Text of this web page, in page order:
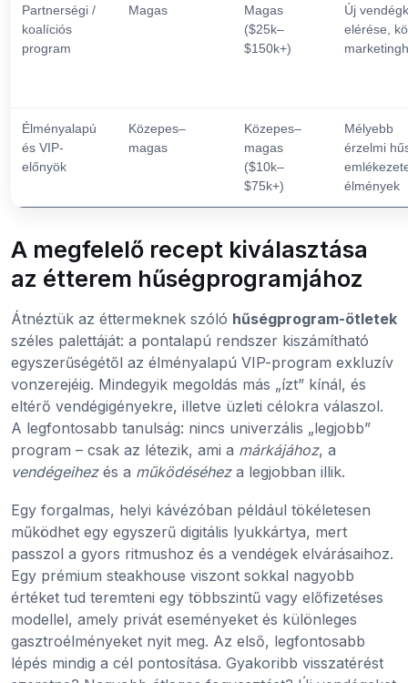
Partnerségi /
koalíciós
program
Magas
Magas
($25k–
$150k+)
Új
elérése,
Élményalapú
és VIP-
előnyök
Közepes–
magas
Közepes–
magas
($10k–
$75k+)
Mélyebb
érzelmi
élmények
A megfelelő recept kiválasztása
az étterem hűségprogramjához
Átnéztük az éttermeknek szóló hűségprogram-ötletek
széles palettáját: a pontalapú rendszer kiszámítható
egyszerűségétől az élményalapú VIP-program exkluzív
vonzerejéig. Mindegyik megoldás más „ízt” kínál, és
eltérő vendégigényekre, illetve üzleti célokra válaszol.
A legfontosabb tanulság: nincs univerzális „legjobb”
program – csak az létezik, ami a márkájához, a
vendégeihezés a működéséheza legjobban illik.
Egy forgalmas, helyi kávézóban például tökéletesen
működhet egy egyszerű digitális lyukkártya, mert
passzol a gyors ritmushoz és a vendégek elvárásaihoz.
Egy prémium steakhouse viszont sokkal nagyobb
értéket tud teremteni egy többszintű vagy előfizetéses
modellel, amely privát eseményeket és különleges
gasztroélményeket nyit meg. Az első, legfontosabb
lépés mindig a cél pontosítása. Gyakoribb visszatérést